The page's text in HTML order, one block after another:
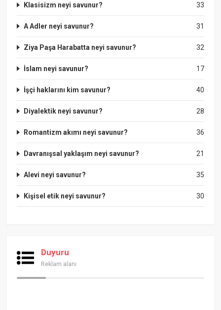
33
Klasisizm neyi savunur?
31
A Adler neyi savunur?
32
Ziya Paşa Harabatta neyi savunur?
17
İslam neyi savunur?
40
İşçi haklarını kim savunur?
28
Diyalektik neyi savunur?
36
Romantizm akımı neyi savunur?
21
Davranışsal yaklaşım neyi savunur?
35
Alevi neyi savunur?
30
Kişisel etik neyi savunur?
Duyuru
Reklam alanı